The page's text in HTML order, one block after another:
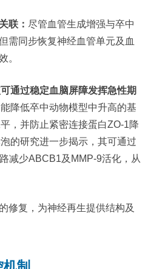
联： 尽管血管生成增强与卒中
需同步恢复神经血管单元及血
。
通过稳定血脑屏障发挥急性期
降低卒中动物模型中升高的基
，并防止紧密连接蛋白ZO-1降
的研究进一步揭示，其可通过
减少ABCB1及MMP-9活化，从
修复，为神经再生提供结构及